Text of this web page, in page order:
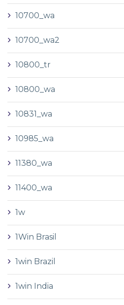
10700_wa
10700_wa2
10800_tr
10800_wa
10831_wa
10985_wa
11380_wa
11400_wa
1w
1Win Brasil
1win Brazil
1win India